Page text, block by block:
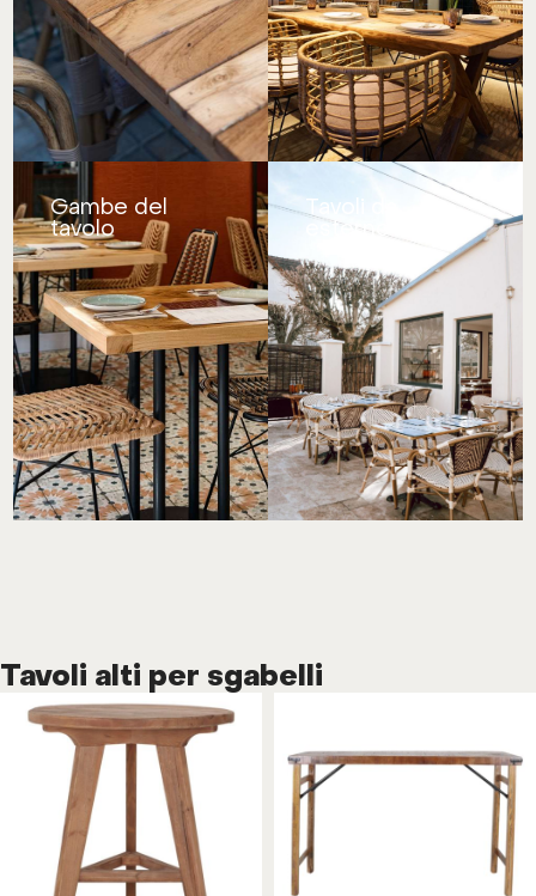
Gambe del
tavolo
Tavoli da
esterno
Tavoli alti per sgabelli